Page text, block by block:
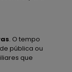
. O tempo
pública ou
que